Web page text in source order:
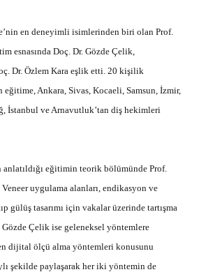
en deneyimli isimlerinden biri olan Prof.
esnasında Doç. Dr. Gözde Çelik,
Dr. Özlem Kara eşlik etti. 20 kişilik
eğitime, Ankara, Sivas, Kocaeli, Samsun, İzmir,
İstanbul ve Arnavutluk’tan diş hekimleri
anlatıldığı eğitimin teorik bölümünde Prof.
uygulama alanları, endikasyon ve
gülüş tasarımı için vakalar üzerinde tartışma
Çelik ise geleneksel yöntemlere
dijital ölçü alma yöntemleri konusunu
şekilde paylaşarak her iki yöntemin de